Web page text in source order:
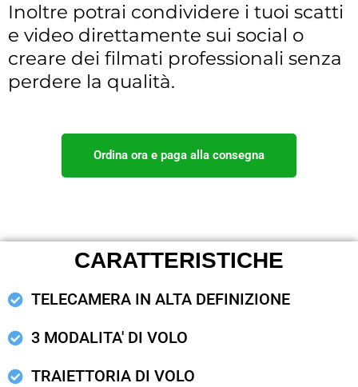
Inoltre potrai condividere i tuoi scatti
e video direttamente sui social o
creare dei filmati professionali senza
perdere la qualità.
Ordina ora e paga alla consegna
CARATTERISTICHE
TELECAMERA IN ALTA DEFINIZIONE
3 MODALITA' DI VOLO
TRAIETTORIA DI VOLO